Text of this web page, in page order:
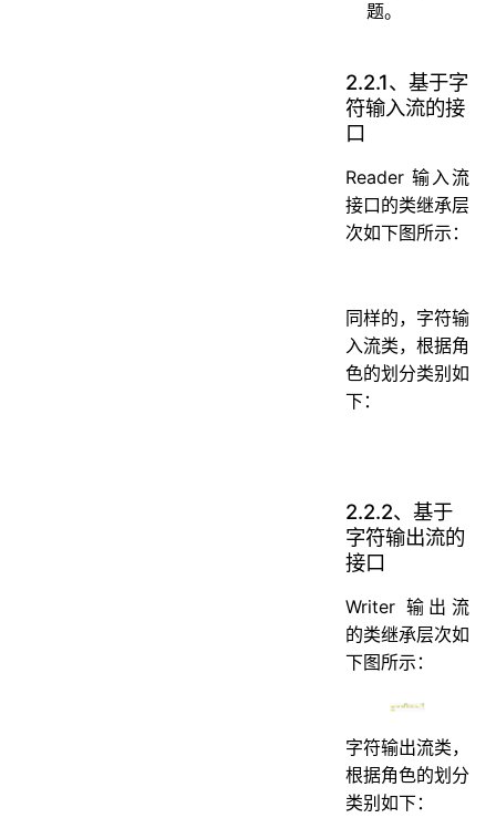
题。
2.2.1、基于字
符输入流的接
口
Reader 输入流
接口的类继承层
次如下图所示：
同样的，字符输
入流类，根据角
色的划分类别如
下：
2.2.2、基于
字符输出流的
接口
Writer 输出流
的类继承层次如
下图所示：
字符输出流类，
根据角色的划分
类别如下：